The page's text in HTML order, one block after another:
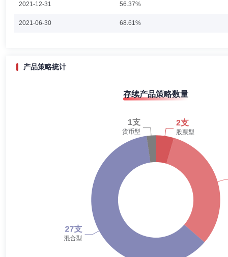
2021-12-31 56.37%
2021-06-30 68.61%
85.01%
产品策略统计
存续产品策略数量